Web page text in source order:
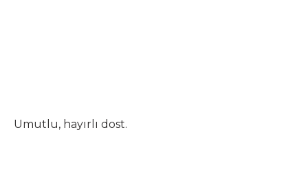
Umutlu, hayırlı dost.